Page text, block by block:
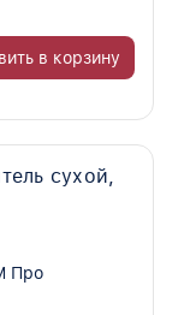
в корзину
сухой,
Про